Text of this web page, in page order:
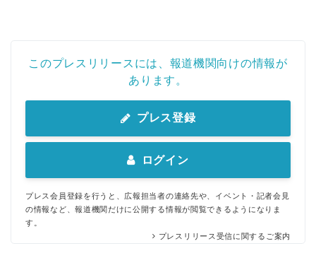
このプレスリリースには、報道機関向けの情報が
あります。
プレス登録
ログイン
プレス会員登録を行うと、広報担当者の連絡先や、イベント・記者会見
の情報など、報道機関だけに公開する情報が閲覧できるようになりま
す。
プレスリリース受信に関するご案内